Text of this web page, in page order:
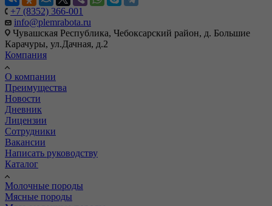
+7 (8352) 366-001
info@plemrabota.ru
Чувашская Республика, Чебоксарский район, д. Большие
Карачуры, ул.Дачная, д.2
Компания
О компании
Преимущества
Новости
Дневник
Лицензии
Сотрудники
Вакансии
Написать руководству
Каталог
Молочные породы
Мясные породы